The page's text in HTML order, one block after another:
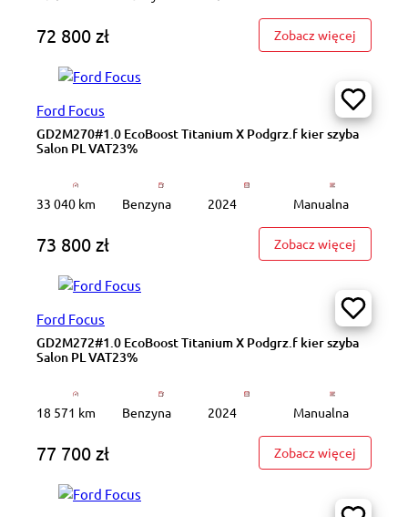
72 800 zł Zobacz więcej
Ford Focus
GD2M270#1.0 EcoBoost Titanium X Podgrz.f kier szyba
Salon PL VAT23%
33 040 km Benzyna 2024 Manualna
73 800 zł Zobacz więcej
Ford Focus
GD2M272#1.0 EcoBoost Titanium X Podgrz.f kier szyba
Salon PL VAT23%
18 571 km Benzyna 2024 Manualna
77 700 zł Zobacz więcej